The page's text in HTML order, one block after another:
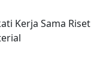
Kerja Sama Riset